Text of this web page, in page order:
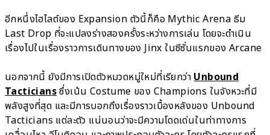
อีกหนึ่งไฮไลต์ของ Expansion ตัวนี้ก็คือ Mythic Arena ธีม
Last Drop ที่จะแปลงร่างสองครั้งระหว่างการเล่น โดยจะดำเนิน
เรื่องไปในเรื่องราวการเดินทางของ Jinx ในซีซั่นแรกของ Arcane
นอกจากนี้ ยังมีการเปิดตัวหมวดหมู่ใหม่ที่เรียกว่าUnbound
Tacticiansซึ่งเน้น Costume ของ Champions ในจังหวะที่มี
พลังสูงที่สุด และมีการบอกถึงเรื่องราวเบื้องหลังของ Unbound
Tacticians แต่ละตัว แน่นอนว่าจะมีความโดดเด่นในท่าทางการ